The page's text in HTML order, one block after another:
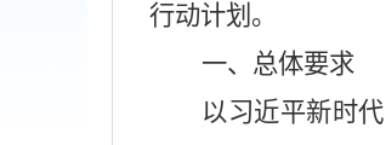
行动计划。
一、总体要求
以习近平新时代